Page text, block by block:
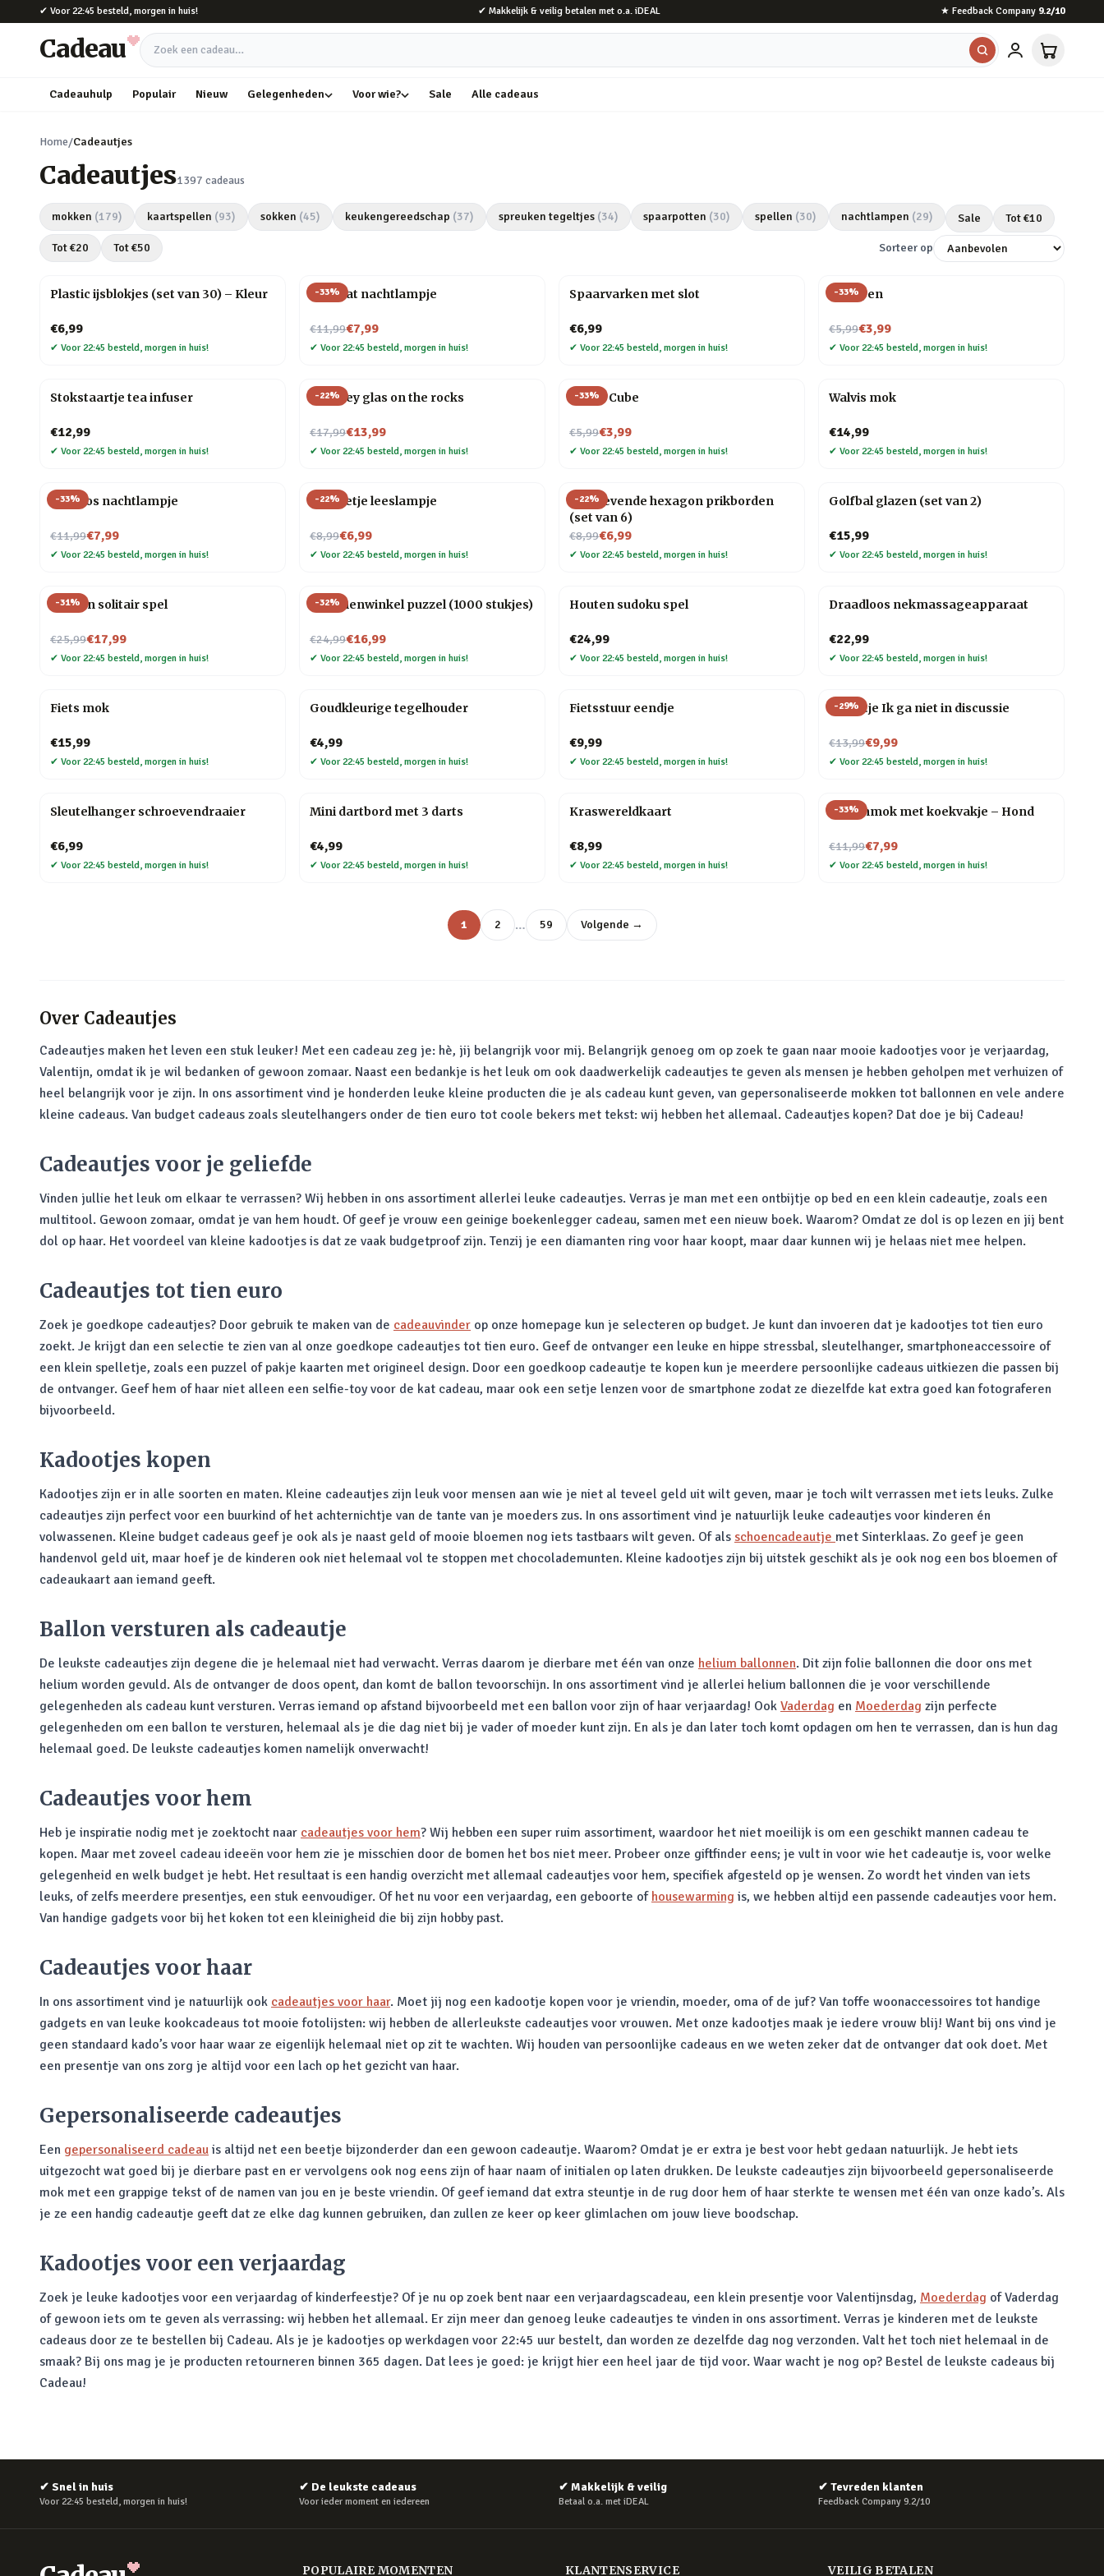
Naar hoofdinhoud
✔ Voor 22:45 besteld, morgen in huis! ✔ Makkelijk & veilig betalen met o.a. iDEAL ★ Feedback Company 9.2/10
Cadeau Zoek een cadeau
Cadeauhulp Populair Nieuw Gelegenheden Voor wie? Sale Alle cadeaus
Home/Cadeautjes
Cadeautjes1397 cadeaus
mokken (179) kaartspellen (93) sokken (45) keukengereedschap (37) spreuken tegeltjes (34) spaarpotten (30) spellen (30) nachtlampen (29) Sale Tot €10
Tot €20 Tot €50 Sorteer op
Plastic ijsblokjes (set van 30) – Kleur
€6,99
✔ Voor 22:45 besteld, morgen in huis!
-33%
Mini kat nachtlampje
€11,99
Nu voor€7,99
✔ Voor 22:45 besteld, morgen in huis!
Spaarvarken met slot
€6,99
✔ Voor 22:45 besteld, morgen in huis!
-33%
Veer pen
€5,99
Nu voor€3,99
✔ Voor 22:45 besteld, morgen in huis!
Stokstaartje tea infuser
€12,99
✔ Voor 22:45 besteld, morgen in huis!
-22%
Whiskey glas on the rocks
€17,99
Nu voor€13,99
✔ Voor 22:45 besteld, morgen in huis!
-33%
Magic Cube
€5,99
Nu voor€3,99
✔ Voor 22:45 besteld, morgen in huis!
Walvis mok
€14,99
✔ Voor 22:45 besteld, morgen in huis!
-33%
Mini vos nachtlampje
€11,99
Nu voor€7,99
✔ Voor 22:45 besteld, morgen in huis!
-22%
Mannetje leeslampje
€8,99
Nu voor€6,99
✔ Voor 22:45 besteld, morgen in huis!
-22%
Zelfklevende hexagon prikborden
(set van 6)
€8,99
Nu voor€6,99
✔ Voor 22:45 besteld, morgen in huis!
Golfbal glazen (set van 2)
€15,99
✔ Voor 22:45 besteld, morgen in huis!
-31%
Houten solitair spel
€25,99
Nu voor€17,99
✔ Voor 22:45 besteld, morgen in huis!
-32%
Bloemenwinkel puzzel (1000 stukjes)
€24,99
Nu voor€16,99
✔ Voor 22:45 besteld, morgen in huis!
Houten sudoku spel
€24,99
✔ Voor 22:45 besteld, morgen in huis!
Draadloos nekmassageapparaat
€22,99
✔ Voor 22:45 besteld, morgen in huis!
Fiets mok
€15,99
✔ Voor 22:45 besteld, morgen in huis!
Goudkleurige tegelhouder
€4,99
✔ Voor 22:45 besteld, morgen in huis!
Fietsstuur eendje
€9,99
✔ Voor 22:45 besteld, morgen in huis!
-29%
Tegeltje Ik ga niet in discussie
€13,99
Nu voor€9,99
✔ Voor 22:45 besteld, morgen in huis!
Sleutelhanger schroevendraaier
€6,99
✔ Voor 22:45 besteld, morgen in huis!
Mini dartbord met 3 darts
€4,99
✔ Voor 22:45 besteld, morgen in huis!
Kraswereldkaart
€8,99
✔ Voor 22:45 besteld, morgen in huis!
-33%
Dierenmok met koekvakje – Hond
€11,99
Nu voor€7,99
✔ Voor 22:45 besteld, morgen in huis!
1 2 … 59 Volgende →
Over Cadeautjes
Cadeautjes maken het leven een stuk leuker! Met een cadeau zeg je: hè, jij belangrijk voor mij. Belangrijk genoeg om op zoek te gaan naar mooie kadootjes voor je verjaardag,
Valentijn, omdat ik je wil bedanken of gewoon zomaar. Naast een bedankje is het leuk om ook daadwerkelijk cadeautjes te geven als mensen je hebben geholpen met verhuizen of
heel belangrijk voor je zijn. In ons assortiment vind je honderden leuke kleine producten die je als cadeau kunt geven, van gepersonaliseerde mokken tot ballonnen en vele andere
kleine cadeaus. Van budget cadeaus zoals sleutelhangers onder de tien euro tot coole bekers met tekst: wij hebben het allemaal. Cadeautjes kopen? Dat doe je bij Cadeau!
Cadeautjes voor je geliefde
Vinden jullie het leuk om elkaar te verrassen? Wij hebben in ons assortiment allerlei leuke cadeautjes. Verras je man met een ontbijtje op bed en een klein cadeautje, zoals een
multitool. Gewoon zomaar, omdat je van hem houdt. Of geef je vrouw een geinige boekenlegger cadeau, samen met een nieuw boek. Waarom? Omdat ze dol is op lezen en jij bent
dol op haar. Het voordeel van kleine kadootjes is dat ze vaak budgetproof zijn. Tenzij je een diamanten ring voor haar koopt, maar daar kunnen wij je helaas niet mee helpen.
Cadeautjes tot tien euro
Zoek je goedkope cadeautjes? Door gebruik te maken van de cadeauvinder op onze homepage kun je selecteren op budget. Je kunt dan invoeren dat je kadootjes tot tien euro
zoekt. Je krijgt dan een selectie te zien van al onze goedkope cadeautjes tot tien euro. Geef de ontvanger een leuke en hippe stressbal, sleutelhanger, smartphoneaccessoire of
een klein spelletje, zoals een puzzel of pakje kaarten met origineel design. Door een goedkoop cadeautje te kopen kun je meerdere persoonlijke cadeaus uitkiezen die passen bij
de ontvanger. Geef hem of haar niet alleen een selfie-toy voor de kat cadeau, maar ook een setje lenzen voor de smartphone zodat ze diezelfde kat extra goed kan fotograferen
bijvoorbeeld.
Kadootjes kopen
Kadootjes zijn er in alle soorten en maten. Kleine cadeautjes zijn leuk voor mensen aan wie je niet al teveel geld uit wilt geven, maar je toch wilt verrassen met iets leuks. Zulke
cadeautjes zijn perfect voor een buurkind of het achternichtje van de tante van je moeders zus. In ons assortiment vind je natuurlijk leuke cadeautjes voor kinderen én
volwassenen. Kleine budget cadeaus geef je ook als je naast geld of mooie bloemen nog iets tastbaars wilt geven. Of als schoencadeautje met Sinterklaas. Zo geef je geen
handenvol geld uit, maar hoef je de kinderen ook niet helemaal vol te stoppen met chocolademunten. Kleine kadootjes zijn bij uitstek geschikt als je ook nog een bos bloemen of
cadeaukaart aan iemand geeft.
Ballon versturen als cadeautje
De leukste cadeautjes zijn degene die je helemaal niet had verwacht. Verras daarom je dierbare met één van onze helium ballonnen. Dit zijn folie ballonnen die door ons met
helium worden gevuld. Als de ontvanger de doos opent, dan komt de ballon tevoorschijn. In ons assortiment vind je allerlei helium ballonnen die je voor verschillende
gelegenheden als cadeau kunt versturen. Verras iemand op afstand bijvoorbeeld met een ballon voor zijn of haar verjaardag! Ook Vaderdag en Moederdag zijn perfecte
gelegenheden om een ballon te versturen, helemaal als je die dag niet bij je vader of moeder kunt zijn. En als je dan later toch komt opdagen om hen te verrassen, dan is hun dag
helemaal goed. De leukste cadeautjes komen namelijk onverwacht!
Cadeautjes voor hem
Heb je inspiratie nodig met je zoektocht naar cadeautjes voor hem? Wij hebben een super ruim assortiment, waardoor het niet moeilijk is om een geschikt mannen cadeau te
kopen. Maar met zoveel cadeau ideeën voor hem zie je misschien door de bomen het bos niet meer. Probeer onze giftfinder eens; je vult in voor wie het cadeautje is, voor welke
gelegenheid en welk budget je hebt. Het resultaat is een handig overzicht met allemaal cadeautjes voor hem, specifiek afgesteld op je wensen. Zo wordt het vinden van iets
leuks, of zelfs meerdere presentjes, een stuk eenvoudiger. Of het nu voor een verjaardag, een geboorte of housewarming is, we hebben altijd een passende cadeautjes voor hem.
Van handige gadgets voor bij het koken tot een kleinigheid die bij zijn hobby past.
Cadeautjes voor haar
In ons assortiment vind je natuurlijk ook cadeautjes voor haar. Moet jij nog een kadootje kopen voor je vriendin, moeder, oma of de juf? Van toffe woonaccessoires tot handige
gadgets en van leuke kookcadeaus tot mooie fotolijsten: wij hebben de allerleukste cadeautjes voor vrouwen. Met onze kadootjes maak je iedere vrouw blij! Want bij ons vind je
geen standaard kado’s voor haar waar ze eigenlijk helemaal niet op zit te wachten. Wij houden van persoonlijke cadeaus en we weten zeker dat de ontvanger dat ook doet. Met
een presentje van ons zorg je altijd voor een lach op het gezicht van haar.
Gepersonaliseerde cadeautjes
Een gepersonaliseerd cadeau is altijd net een beetje bijzonderder dan een gewoon cadeautje. Waarom? Omdat je er extra je best voor hebt gedaan natuurlijk. Je hebt iets
uitgezocht wat goed bij je dierbare past en er vervolgens ook nog eens zijn of haar naam of initialen op laten drukken. De leukste cadeautjes zijn bijvoorbeeld gepersonaliseerde
mok met een grappige tekst of de namen van jou en je beste vriendin. Of geef iemand dat extra steuntje in de rug door hem of haar sterkte te wensen met één van onze kado’s. Als
je ze een handig cadeautje geeft dat ze elke dag kunnen gebruiken, dan zullen ze keer op keer glimlachen om jouw lieve boodschap.
Kadootjes voor een verjaardag
Zoek je leuke kadootjes voor een verjaardag of kinderfeestje? Of je nu op zoek bent naar een verjaardagscadeau, een klein presentje voor Valentijnsdag, Moederdag of Vaderdag
of gewoon iets om te geven als verrassing: wij hebben het allemaal. Er zijn meer dan genoeg leuke cadeautjes te vinden in ons assortiment. Verras je kinderen met de leukste
cadeaus door ze te bestellen bij Cadeau. Als je je kadootjes op werkdagen voor 22:45 uur bestelt, dan worden ze dezelfde dag nog verzonden. Valt het toch niet helemaal in de
smaak? Bij ons mag je je producten retourneren binnen 365 dagen. Dat lees je goed: je krijgt hier een heel jaar de tijd voor. Waar wacht je nog op? Bestel de leukste cadeaus bij
Cadeau!
✔ Snel in huis
Voor 22:45 besteld, morgen in huis!
✔ De leukste cadeaus
Voor ieder moment en iedereen
✔ Makkelijk & veilig
Betaal o.a. met iDEAL
✔ Tevreden klanten
Feedback Company 9.2/10
POPULAIRE MOMENTEN KLANTENSERVICE VEILIG BETALEN